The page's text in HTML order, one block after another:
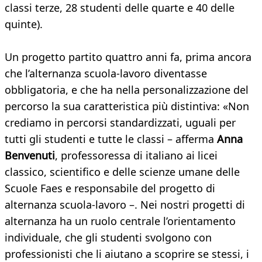
classi terze, 28 studenti delle quarte e 40 delle
quinte).
Un progetto partito quattro anni fa, prima ancora
che l’alternanza scuola-lavoro diventasse
obbligatoria, e che ha nella personalizzazione del
percorso la sua caratteristica più distintiva: «Non
crediamo in percorsi standardizzati, uguali per
tutti gli studenti e tutte le classi – afferma Anna
Benvenuti, professoressa di italiano ai licei
classico, scientifico e delle scienze umane delle
Scuole Faes e responsabile del progetto di
alternanza scuola-lavoro –. Nei nostri progetti di
alternanza ha un ruolo centrale l’orientamento
individuale, che gli studenti svolgono con
professionisti che li aiutano a scoprire se stessi, i